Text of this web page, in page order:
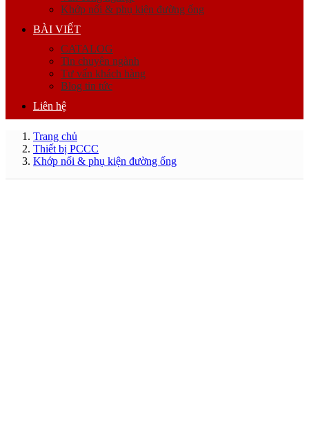
Khớp nối & phụ kiện đường ống
BÀI VIẾT
CATALOG
Tin chuyên ngành
Tư vấn khách hàng
Blog tin tức
Liên hệ
Trang chủ
Thiết bị PCCC
Khớp nối & phụ kiện đường ống